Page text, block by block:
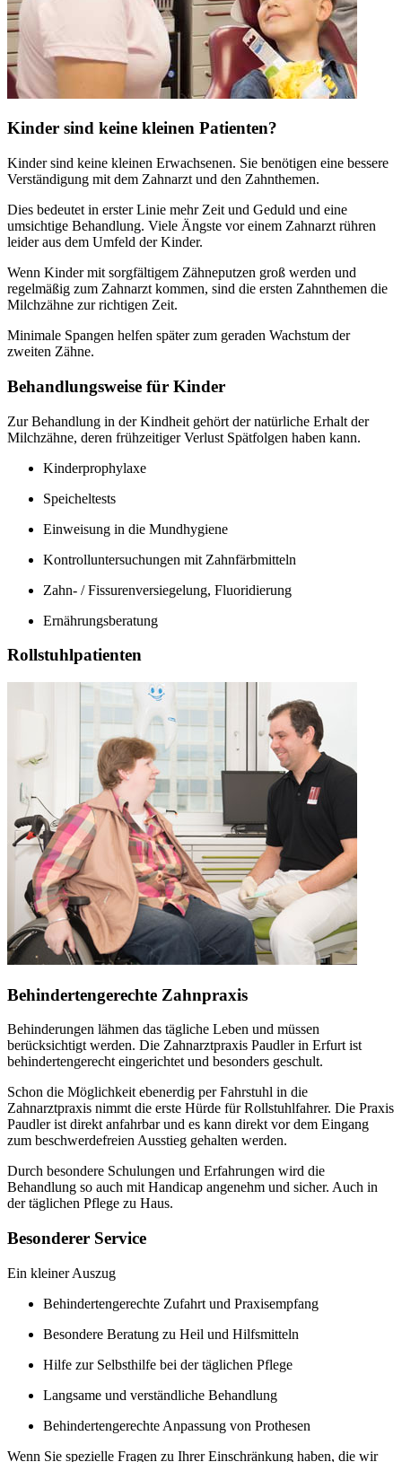
Kinder sind keine kleinen Patienten?
Kinder sind keine kleinen Erwachsenen. Sie benötigen eine bessere
Verständigung mit dem Zahnarzt und den Zahnthemen.
Dies bedeutet in erster Linie mehr Zeit und Geduld und eine
umsichtige Behandlung. Viele Ängste vor einem Zahnarzt rühren
leider aus dem Umfeld der Kinder.
Wenn Kinder mit sorgfältigem Zähneputzen groß werden und
regelmäßig zum Zahnarzt kommen, sind die ersten Zahnthemen die
Milchzähne zur richtigen Zeit.
Minimale Spangen helfen später zum geraden Wachstum der
zweiten Zähne.
Behandlungsweise für Kinder
Zur Behandlung in der Kindheit gehört der natürliche Erhalt der
Milchzähne, deren frühzeitiger Verlust Spätfolgen haben kann.
Kinderprophylaxe
Speicheltests
Einweisung in die Mundhygiene
Kontrolluntersuchungen mit Zahnfärbmitteln
Zahn- / Fissurenversiegelung, Fluoridierung
Ernährungsberatung
Rollstuhlpatienten
Behindertengerechte Zahnpraxis
Behinderungen lähmen das tägliche Leben und müssen
berücksichtigt werden. Die Zahnarztpraxis Paudler in Erfurt ist
behindertengerecht eingerichtet und besonders geschult.
Schon die Möglichkeit ebenerdig per Fahrstuhl in die
Zahnarztpraxis nimmt die erste Hürde für Rollstuhlfahrer. Die Praxis
Paudler ist direkt anfahrbar und es kann direkt vor dem Eingang
zum beschwerdefreien Ausstieg gehalten werden.
Durch besondere Schulungen und Erfahrungen wird die
Behandlung so auch mit Handicap angenehm und sicher. Auch in
der täglichen Pflege zu Haus.
Besonderer Service
Ein kleiner Auszug
Behindertengerechte Zufahrt und Praxisempfang
Besondere Beratung zu Heil und Hilfsmitteln
Hilfe zur Selbsthilfe bei der täglichen Pflege
Langsame und verständliche Behandlung
Behindertengerechte Anpassung von Prothesen
Wenn Sie spezielle Fragen zu Ihrer Einschränkung haben, die wir